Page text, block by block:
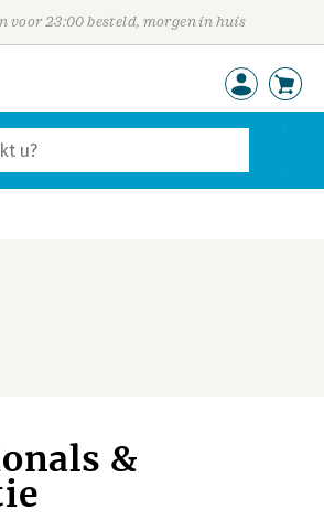
voor 23:00 besteld, morgen in huis
&